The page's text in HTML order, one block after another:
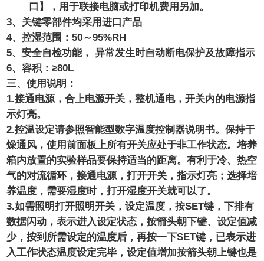
口 】 ，用于联接电脑或打印机费用另加。
3、关键零部件均采用进口产品
4、控湿范围：50～95%RH
5、安全自检功能， 异常发生时自动断电保护及故障指示
6、容积：≥80L
三、使用说明：
1.接通电源，合上电源开关，整机通电，开关内的电源指
示灯亮。
2.控温设定请参照智能型数字温度控制器说明书。保持干
燥通风，使用前面板上所有开关应处于非工作状态。培养
箱内放置的实验样品要保持适当的距离。有利于冷、热空
气的对流循环，接通电源，打开开关，指示灯亮；选择培
养温度，需要湿度时，打开湿度开关就可以了。
3.如需照明打开照明开关，设定温度，按SET键，下排有
数据闪动，表示进入设定状态，按箭头朝下键、设定值减
少，按到所需设定的温度后，再按一下SET键，已表示进
入工作状态温度设定完毕，设定值增加按箭头朝上键也是